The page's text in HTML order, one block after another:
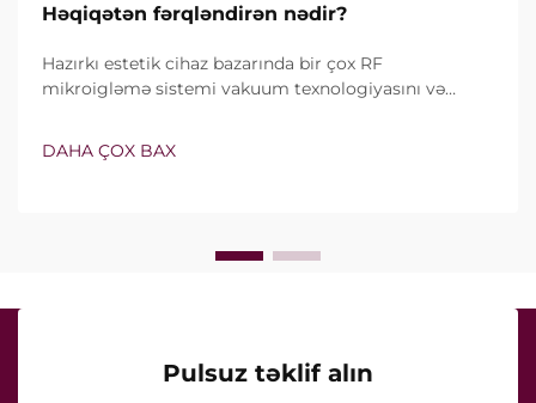
Həqiqətən fərqləndirən nədir?
Hazırkı estetik cihaz bazarında bir çox RF
mikroigləmə sistemi vakuum texnologiyasını və
deyil, onların klinik müalicə zamanı necə dəqiq işlədiyi
DAHA ÇOX BAX
Pulsuz təklif alın